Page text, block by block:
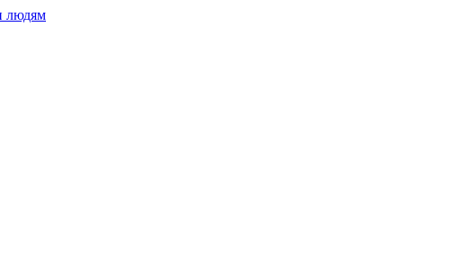
людям